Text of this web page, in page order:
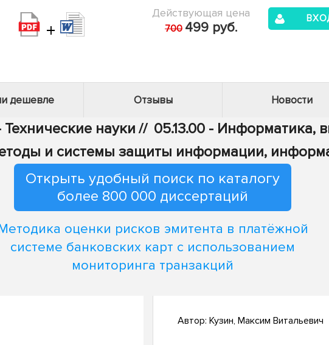
+
Действующая цена
700 499 руб.
дешевле Отзывы Новости
Технические науки // 05.13.00 - Информатика,
и системы защиты информации,
Открыть удобный поиск по каталогу
более 800 000 диссертаций
оценки рисков эмитента в платёжной
системе банковских карт с использованием
мониторинга транзакций
Автор: Кузин, Максим Витальевич